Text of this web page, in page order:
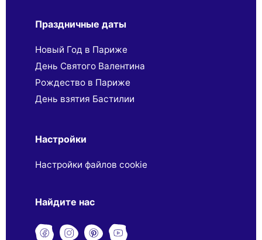
Праздничные даты
Новый Год в Париже
День Святого Валентина
Рождество в Париже
День взятия Бастилии
Настройки
Настройки файлов cookie
Найдите нас